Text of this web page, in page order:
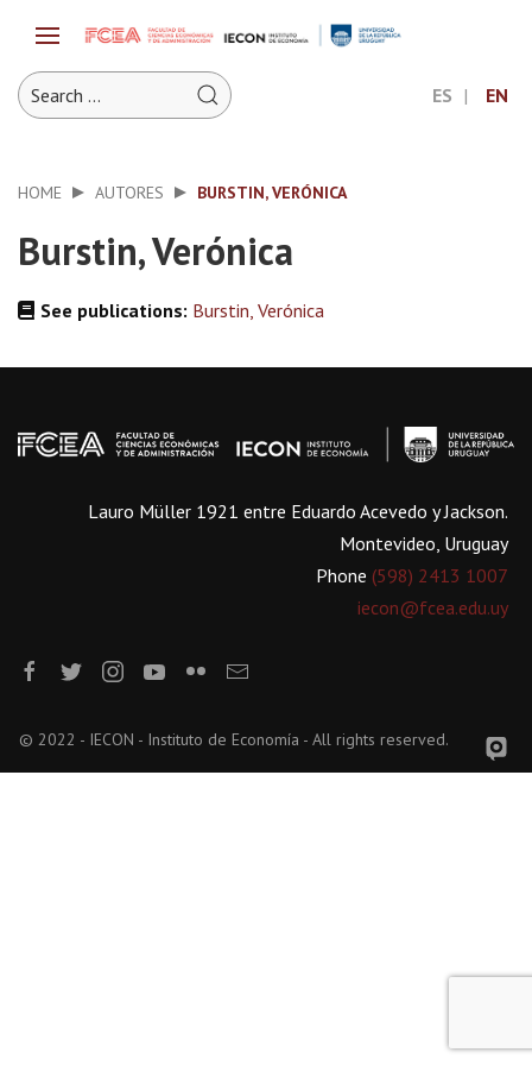
ES EN
HOME AUTORES BURSTIN, VERÓNICA
Burstin, Verónica
See publications: Burstin, Verónica
Lauro Müller 1921 entre Eduardo Acevedo y Jackson.
Montevideo, Uruguay
Phone (598) 2413 1007
iecon@fcea.edu.uy
© 2022 - IECON - Instituto de Economía - All rights reserved.